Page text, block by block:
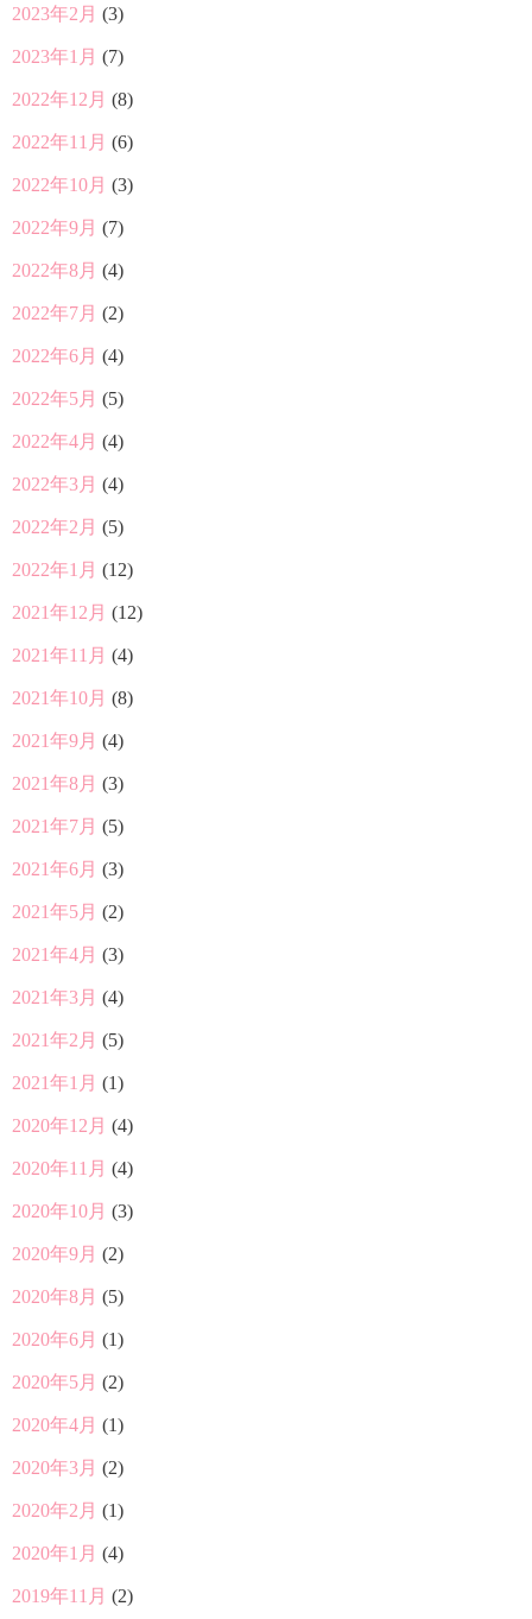
2023年2月 (3)
2023年1月 (7)
2022年12月 (8)
2022年11月 (6)
2022年10月 (3)
2022年9月 (7)
2022年8月 (4)
2022年7月 (2)
2022年6月 (4)
2022年5月 (5)
2022年4月 (4)
2022年3月 (4)
2022年2月 (5)
2022年1月 (12)
2021年12月 (12)
2021年11月 (4)
2021年10月 (8)
2021年9月 (4)
2021年8月 (3)
2021年7月 (5)
2021年6月 (3)
2021年5月 (2)
2021年4月 (3)
2021年3月 (4)
2021年2月 (5)
2021年1月 (1)
2020年12月 (4)
2020年11月 (4)
2020年10月 (3)
2020年9月 (2)
2020年8月 (5)
2020年6月 (1)
2020年5月 (2)
2020年4月 (1)
2020年3月 (2)
2020年2月 (1)
2020年1月 (4)
2019年11月 (2)